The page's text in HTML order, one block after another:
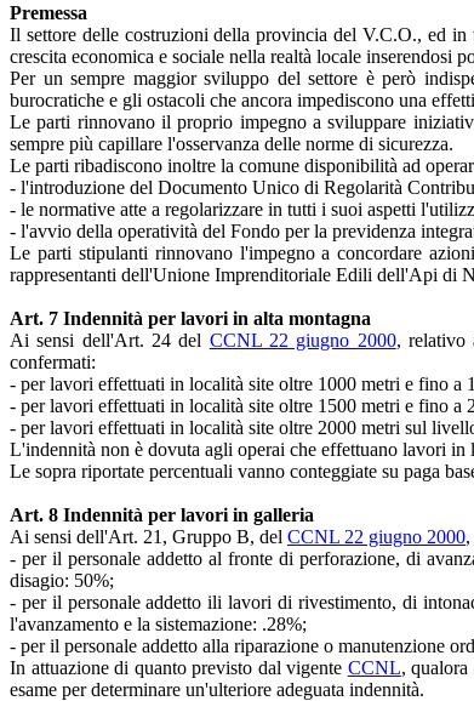
Premessa
Il settore delle costruzioni della provincia del V.C.O., ed in
crescita economica e sociale nella realtà locale inserendosi
Per un sempre maggior sviluppo del settore è però
burocratiche e gli ostacoli che ancora impediscono una
Le parti rinnovano il proprio impegno a sviluppare
sempre più capillare l'osservanza delle norme di sicurezza.
Le parti ribadiscono inoltre la comune disponibilità ad
- l'introduzione del Documento Unico di Regolarità
- le normative atte a regolarizzare in tutti i suoi aspetti
- l'avvio della operatività del Fondo per la previdenza
Le parti stipulanti rinnovano l'impegno a concordare
rappresentanti dell'Unione Imprenditoriale Edili dell'Api di
Art. 7 Indennità per lavori in alta montagna
Ai sensi dell'Art. 24 del CCNL 22 giugno 2000, relativo
confermati:
- per lavori effettuati in località site oltre 1000 metri e fino a
- per lavori effettuati in località site oltre 1500 metri e fino a
- per lavori effettuati in località site oltre 2000 metri sul
L'indennità non è dovuta agli operai che effettuano lavori
Le sopra riportate percentuali vanno conteggiate su paga
Art. 8 Indennità per lavori in galleria
Ai sensi dell'Art. 21, Gruppo B, del CCNL 22 giugno 2000
- per il personale addetto al fronte di perforazione, di
disagio: 50%;
- per il personale addetto ili lavori di rivestimento, di
l'avanzamento e la sistemazione: .28%;
- per il personale addetto alla riparazione o manutenzione
In attuazione di quanto previsto dal vigente CCNL,
esame per determinare un'ulteriore adeguata indennità.